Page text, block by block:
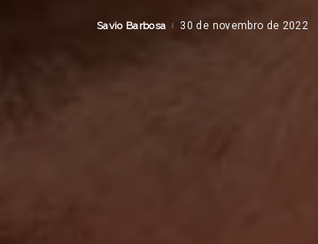
Posted
Savio Barbosa 30 de novembro de 2022